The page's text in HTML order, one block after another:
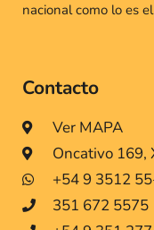
nacional como lo es
Contacto
Ver MAPA
Oncativo 169,
+54 9 3512
351 672 5575